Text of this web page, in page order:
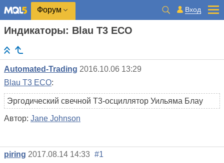
Форум Вход
Индикаторы: Blau T3 ECO
Automated-Trading 2016.10.06 13:29
Blau T3 ECO:
Эргодический свечной Т3-осциллятор Уильяма Блау
Автор: Jane Johnson
piring 2017.08.14 14:33 #1